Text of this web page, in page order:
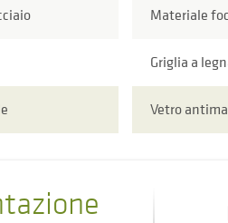
Materiale
Griglia a
Vetro